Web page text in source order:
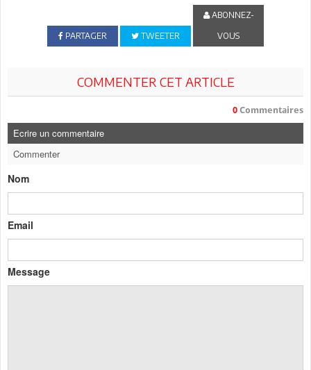
PARTAGER TWEETER
ABONNEZ-
VOUS
COMMENTER CET ARTICLE
0 Commentaires
Ecrire un commentaire
Commenter
Nom
Email
Message